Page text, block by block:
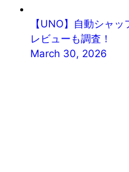
【UNO】自動シャ
レビューも調査！
March 30, 2026